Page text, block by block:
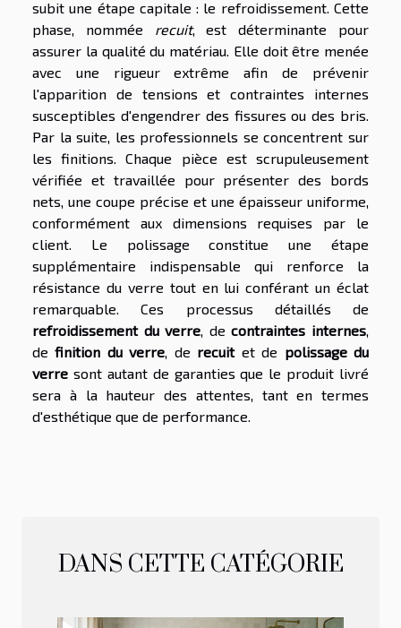
subit une étape capitale : le refroidissement. Cette
phase, nommée recuit, est déterminante pour
assurer la qualité du matériau. Elle doit être menée
avec une rigueur extrême afin de prévenir
l'apparition de tensions et contraintes internes
susceptibles d'engendrer des fissures ou des bris.
Par la suite, les professionnels se concentrent sur
les finitions. Chaque pièce est scrupuleusement
vérifiée et travaillée pour présenter des bords
nets, une coupe précise et une épaisseur uniforme,
conformément aux dimensions requises par le
client. Le polissage constitue une étape
supplémentaire indispensable qui renforce la
résistance du verre tout en lui conférant un éclat
remarquable. Ces processus détaillés de
refroidissement du verre , decontraintes internes
definition du verre , de recuitet de polissage du
verre sont autant de garanties que le produit livré
sera à la hauteur des attentes, tant en termes
d'esthétique que de performance.
DANS CETTE CATÉGORIE